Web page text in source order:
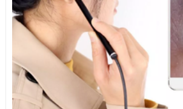
PC có khả năng hút ẩm, chống trơn
giác êm ái, chắc tay khi cầm nắm thời
Thiết kế gấp gọn và tiện lợi cho cuộc sống
Kích thước lớn:Khi mở, ô có
120cm
, tạo ra không gian che chắn
1 đến 2 người mà không lo bị ướt vai.